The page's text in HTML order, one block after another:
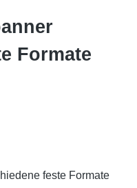
Formate